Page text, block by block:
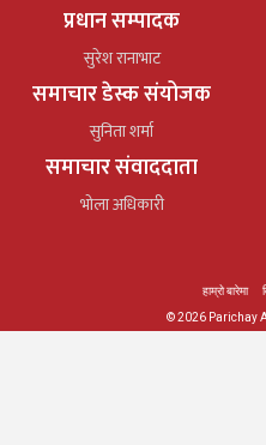
प्रधान सम्पादक
सुरेश रानाभाट
समाचार डेस्क संयोजक
सुनिता शर्मा
समाचार संवाददाता
भोला अधिकारी
हाम्रो बारेमा
© 2026 Parichay